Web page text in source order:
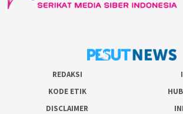
REDAKSI
KODE ETIK
DISCLAIMER